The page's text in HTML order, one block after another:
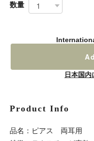
数量
日本国内
Product Info
品名：ピアス 両耳用